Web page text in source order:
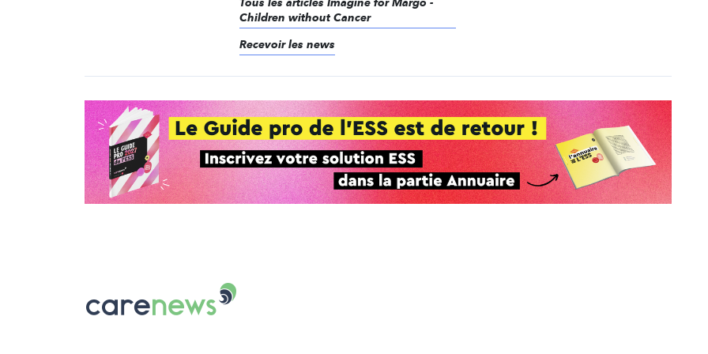
Children without Cancer
Recevoir les news
Le